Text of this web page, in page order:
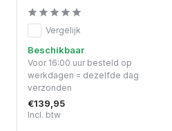
Vergelijk
Beschikbaar
Voor 16:00 uur besteld op
werkdagen = dezelfde dag
verzonden
€139,95
Incl. btw